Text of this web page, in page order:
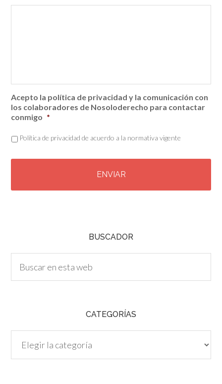
Acepto la política de privacidad y la comunicación con
los colaboradores de Nosoloderecho para contactar
conmigo *
Política de privacidad de acuerdo a la normativa vigente
BUSCADOR
CATEGORÍAS